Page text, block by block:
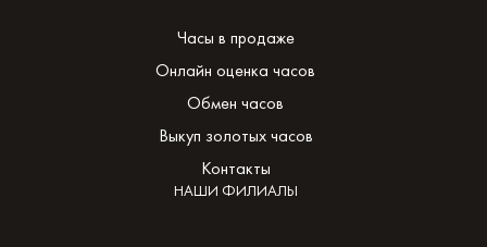
Часы в продаже
Онлайн оценка часов
Обмен часов
Выкуп золотых часов
Контакты
НАШИ ФИЛИАЛЫ